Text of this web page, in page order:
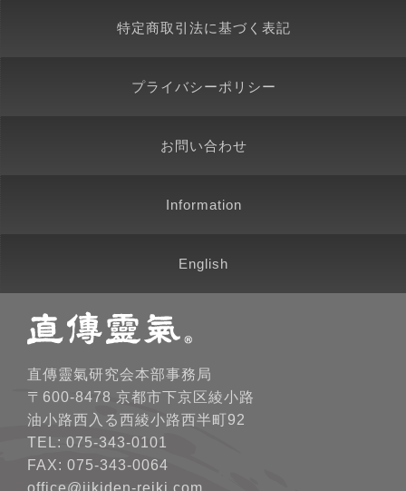
特定商取引法に基づく表記
プライバシーポリシー
お問い合わせ
Information
English
直傳靈氣研究会本部事務局
〒600-8478 京都市下京区綾小路
油小路西入る西綾小路西半町92
TEL: 075-343-0101
FAX: 075-343-0064